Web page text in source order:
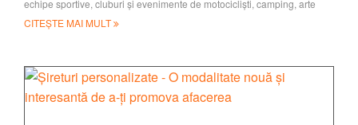
echipe sportive, cluburi și evenimente de motocicliști, camping, arte
marțiale sau orice altă practică
CITEȘTE MAI MULT